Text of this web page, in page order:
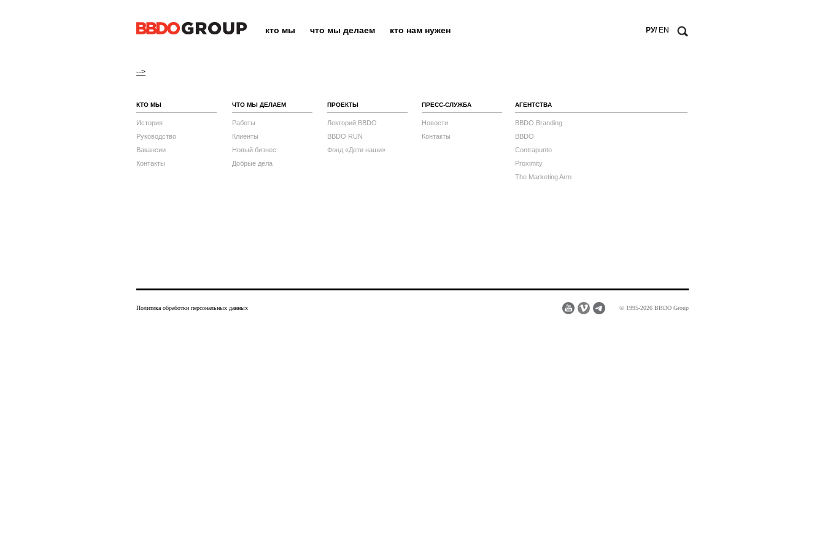
кто мы что мы делаем кто нам нужен РУ/ EN
-->
КТО МЫ
История
Руководство
Вакансии
Контакты
ЧТО МЫ ДЕЛАЕМ
Работы
Клиенты
Новый бизнес
Добрые дела
ПРОЕКТЫ
Лекторий BBDO
BBDO RUN
Фонд «Дети наши»
ПРЕСС-СЛУЖБА
Новости
Контакты
АГЕНТСТВА
BBDO Branding
BBDO
Contrapunto
Proximity
The Marketing Arm
© 1995-2026 BBDO Group
Политика обработки персональных данных